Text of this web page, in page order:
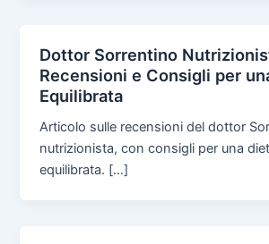
Dottor Sorrentino
Recensioni e Consigli per
Equilibrata
Articolo sulle recensioni del dottor
nutrizionista, con consigli per una
equilibrata. […]